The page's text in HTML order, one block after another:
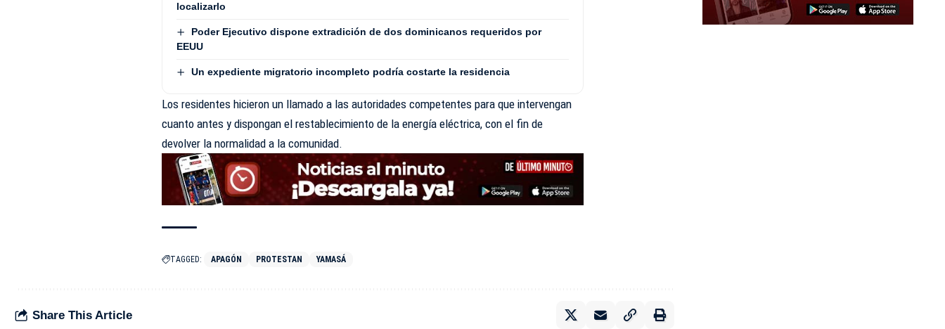
localizarlo
Poder Ejecutivo dispone extradición de dos dominicanos requeridos por
EEUU
Un expediente migratorio incompleto podría costarte la residencia
Los residentes hicieron un llamado a las autoridades competentes para que intervengan
cuanto antes y dispongan el restablecimiento de la energía eléctrica, con el fin de
devolver la normalidad a la comunidad.
TAGGED: APAGÓN PROTESTAN YAMASÁ
Share This Article